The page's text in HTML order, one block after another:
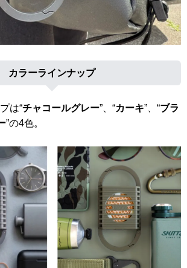
カラーラインナップ
は“チャコールグレー”、“カーキ”、“ブラ
”の4色。